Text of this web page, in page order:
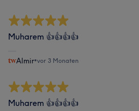
Muharem 👍👍👍👍
Almir•vor 3 Monaten
Muharem 👍👍👍👍